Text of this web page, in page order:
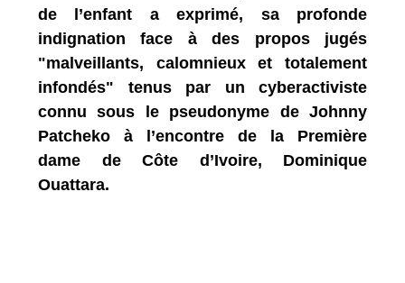
de l’enfant a exprimé, sa profonde
indignation face à des propos jugés
"malveillants, calomnieux et totalement
infondés" tenus par un cyberactiviste
connu sous le pseudonyme de Johnny
Patcheko à l’encontre de la Première
dame de Côte d’Ivoire, Dominique
Ouattara.